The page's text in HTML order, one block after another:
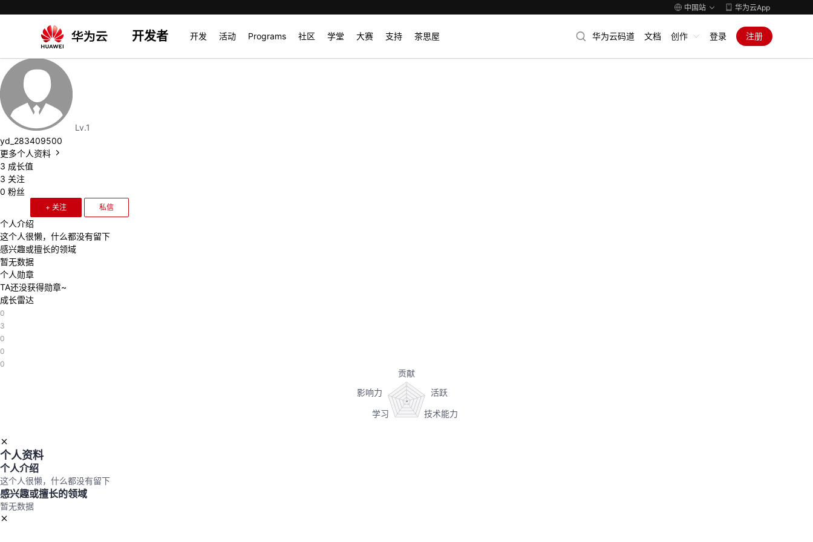
中国站 华为云App
开发者 开发 活动 Programs 社区 学堂 大赛 支持 茶思屋 华为云码道 文档 创作 登录 注册
Lv.1
yd_283409500
更多个人资料
3 成长值
3 关注
0 粉丝
+ 关注 私信
个人介绍
这个人很懒，什么都没有留下
感兴趣或擅长的领域
暂无数据
个人勋章
TA还没获得勋章~
成长雷达
0
3
0
0
0
个人资料
个人介绍
这个人很懒，什么都没有留下
感兴趣或擅长的领域
暂无数据